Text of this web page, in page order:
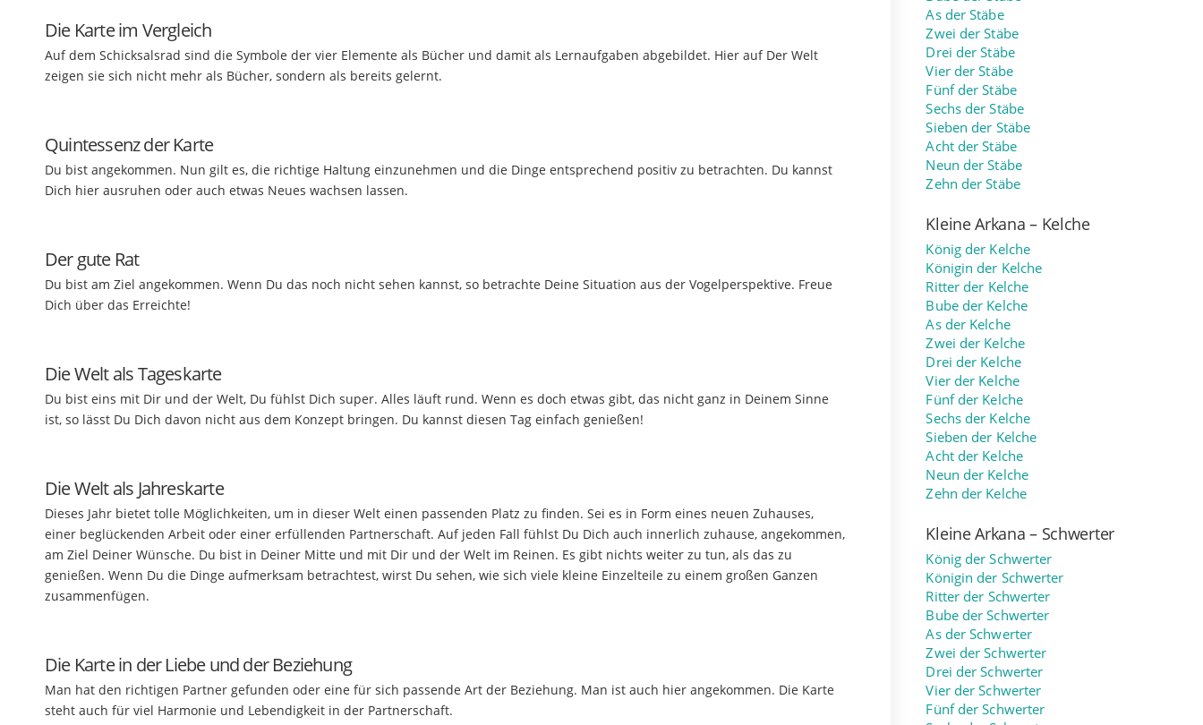
Die Karte im Vergleich
Auf dem Schicksalsrad sind die Symbole der vier Elemente als Bücher und damit als Lernaufgaben abgebildet. Hier auf Der Welt
zeigen sie sich nicht mehr als Bücher, sondern als bereits gelernt.
Quintessenz der Karte
Du bist angekommen. Nun gilt es, die richtige Haltung einzunehmen und die Dinge entsprechend positiv zu betrachten. Du kannst
Dich hier ausruhen oder auch etwas Neues wachsen lassen.
Der gute Rat
Du bist am Ziel angekommen. Wenn Du das noch nicht sehen kannst, so betrachte Deine Situation aus der Vogelperspektive. Freue
Dich über das Erreichte!
Die Welt als Tageskarte
Du bist eins mit Dir und der Welt, Du fühlst Dich super. Alles läuft rund. Wenn es doch etwas gibt, das nicht ganz in Deinem Sinne
ist, so lässt Du Dich davon nicht aus dem Konzept bringen. Du kannst diesen Tag einfach genießen!
Die Welt als Jahreskarte
Dieses Jahr bietet tolle Möglichkeiten, um in dieser Welt einen passenden Platz zu finden. Sei es in Form eines neuen Zuhauses,
einer beglückenden Arbeit oder einer erfüllenden Partnerschaft. Auf jeden Fall fühlst Du Dich auch innerlich zuhause, angekommen,
am Ziel Deiner Wünsche. Du bist in Deiner Mitte und mit Dir und der Welt im Reinen. Es gibt nichts weiter zu tun, als das zu
genießen. Wenn Du die Dinge aufmerksam betrachtest, wirst Du sehen, wie sich viele kleine Einzelteile zu einem großen Ganzen
zusammenfügen.
Die Karte in der Liebe und der Beziehung
Man hat den richtigen Partner gefunden oder eine für sich passende Art der Beziehung. Man ist auch hier angekommen. Die Karte
steht auch für viel Harmonie und Lebendigkeit in der Partnerschaft.
As der Stäbe
Zwei der Stäbe
Drei der Stäbe
Vier der Stäbe
Fünf der Stäbe
Sechs der Stäbe
Sieben der Stäbe
Acht der Stäbe
Neun der Stäbe
Zehn der Stäbe
Kleine Arkana – Kelche
König der Kelche
Königin der Kelche
Ritter der Kelche
Bube der Kelche
As der Kelche
Zwei der Kelche
Drei der Kelche
Vier der Kelche
Fünf der Kelche
Sechs der Kelche
Sieben der Kelche
Acht der Kelche
Neun der Kelche
Zehn der Kelche
Kleine Arkana – Schwerter
König der Schwerter
Königin der Schwerter
Ritter der Schwerter
Bube der Schwerter
As der Schwerter
Zwei der Schwerter
Drei der Schwerter
Vier der Schwerter
Fünf der Schwerter